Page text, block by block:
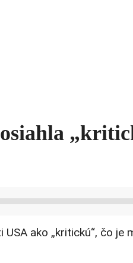
ako „kritickú“, čo je